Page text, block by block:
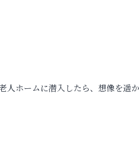
ホームに潜入したら、想像を遥